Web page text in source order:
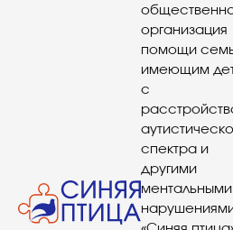
организация
помощи
имеющим
с
спектра и
другими
ментальными